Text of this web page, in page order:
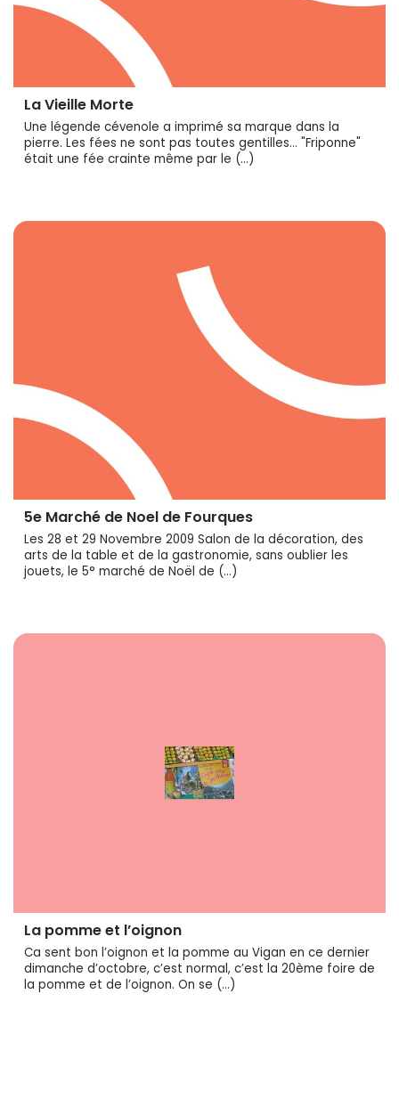
La Vieille Morte
Une légende cévenole a imprimé sa marque dans la
pierre. Les fées ne sont pas toutes gentilles... "Friponne"
était une fée crainte même par le (…)
5e Marché de Noel de Fourques
Les 28 et 29 Novembre 2009 Salon de la décoration, des
arts de la table et de la gastronomie, sans oublier les
jouets, le 5° marché de Noël de (…)
La pomme et l’oignon
Ca sent bon l’oignon et la pomme au Vigan en ce dernier
dimanche d’octobre, c’est normal, c’est la 20ème foire de
la pomme et de l’oignon. On se (…)